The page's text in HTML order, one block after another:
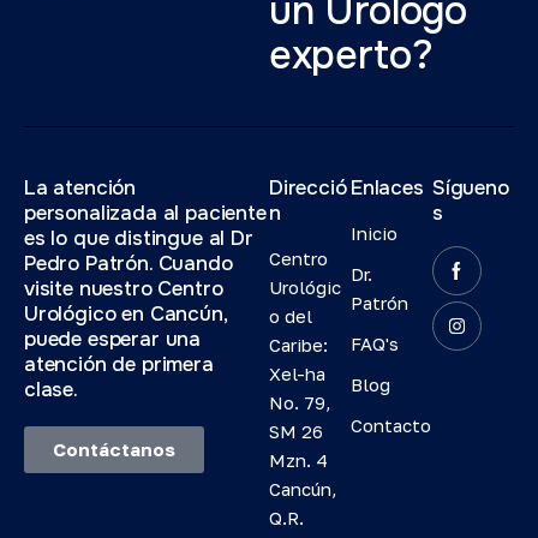
un Urólogo
experto?
La atención
personalizada al paciente
es lo que distingue al Dr
Pedro Patrón. Cuando
visite nuestro Centro
Urológico en Cancún,
puede esperar una
atención de primera
clase.
Contáctanos
Direcció
n
Centro
Urológic
o del
Caribe:
Xel-ha
No. 79,
SM 26
Mzn. 4
Cancún,
Q.R.
Enlaces
Inicio
Dr.
Patrón
FAQ's
Blog
Contacto
Sígueno
s